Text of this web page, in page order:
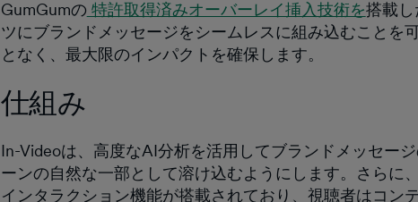
GumGumの 特許取得済みオーバーレイ挿入技術を搭載
ツにブランドメッセージをシームレスに組み込むことを
となく、最大限のインパクトを確保します。
仕組み
In-Videoは、高度なAI分析を活用してブランドメッセー
ーンの自然な一部として溶け込むようにします。さらに
インタラクション機能が搭載されており、視聴者はコン